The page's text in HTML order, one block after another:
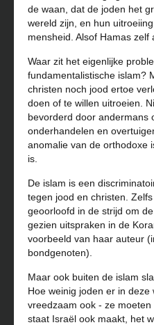
de waan, dat de joden het
wereld zijn, en hun
mensheid. Alsof Hamas zelf
Waar zit het eigenlijke
fundamentalistische islam?
christen noch jood ertoe
doen of te willen uitroeien.
bevorderd door andermans
onderhandelen en
anomalie van de orthodoxe
is.
De islam is een
tegen jood en christen.
geoorloofd in de strijd om
gezien uitspraken in de
voorbeeld van haar auteur
bondgenoten).
Maar ook buiten de islam
Hoe weinig joden er in deze
vreedzaam ook - ze
staat Israël ook maakt, het